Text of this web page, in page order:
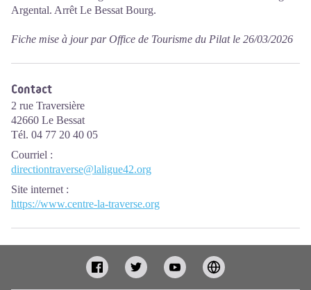
Argental. Arrêt Le Bessat Bourg.
Fiche mise à jour par Office de Tourisme du Pilat le 26/03/2026
Contact
2 rue Traversière
42660 Le Bessat
Tél. 04 77 20 40 05
Courriel :
directiontraverse@laligue42.org
Site internet :
https://www.centre-la-traverse.org